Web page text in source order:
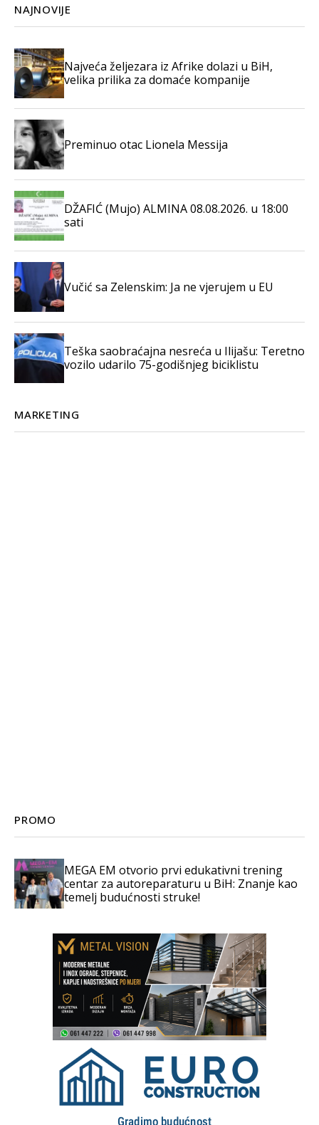
NAJNOVIJE
Najveća željezara iz Afrike dolazi u BiH,
velika prilika za domaće kompanije
Preminuo otac Lionela Messija
DŽAFIĆ (Mujo) ALMINA 08.08.2026. u 18:00
sati
Vučić sa Zelenskim: Ja ne vjerujem u EU
Teška saobraćajna nesreća u Ilijašu: Teretno
vozilo udarilo 75-godišnjeg biciklistu
MARKETING
PROMO
MEGA EM otvorio prvi edukativni trening
centar za autoreparaturu u BiH: Znanje kao
temelj budućnosti struke!